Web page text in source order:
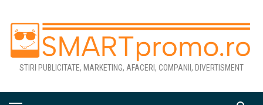
content
STIRI PUBLICITATE, MARKETING, AFACERI, COMPANII, DIVERTISMENT